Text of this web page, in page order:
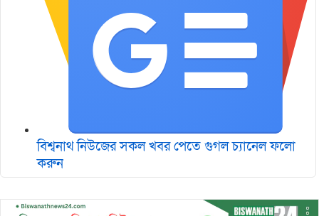
বিশ্বনাথ নিউজের সকল খবর পেতে গুগল চ‌্যানেল ফলো
করুন